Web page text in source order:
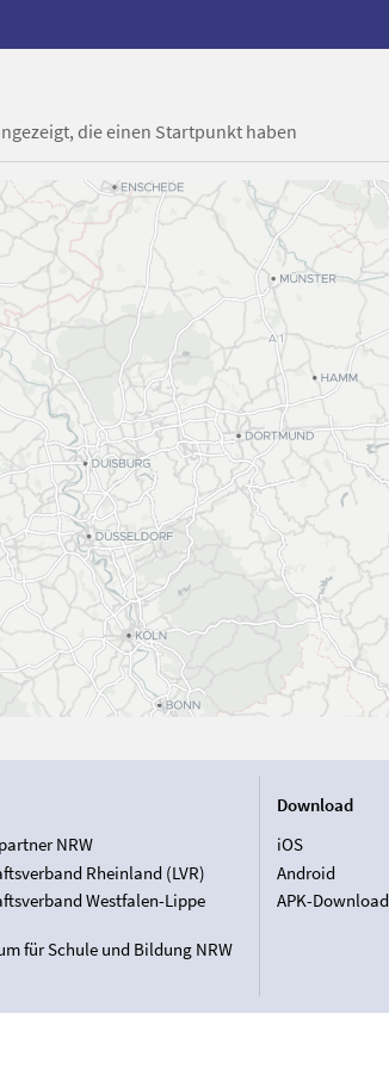
die einen Startpunkt haben
NRW
Rheinland (LVR)
Westfalen-Lippe
für Schule und Bildung NRW
Download
iOS
Android
APK-Download